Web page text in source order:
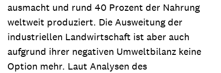
ausmacht und rund 40 Prozent der Nahrung
weltweit produziert. Die Ausweitung der
industriellen Landwirtschaft ist aber auch
aufgrund ihrer negativen Umweltbilanz keine
Option mehr. Laut Analysen des